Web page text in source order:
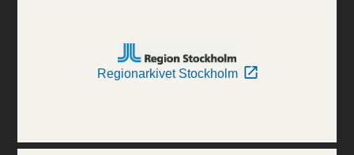
Regionarkivet Stockholm